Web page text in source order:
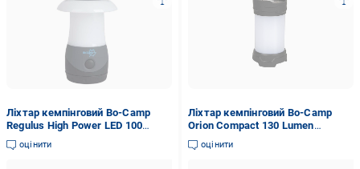
Ліхтар кемпінговий Bo-Camp
Regulus High Power LED 100
Lumen Grey (5818946)
оцінити
Ліхтар кемпінговий Bo-Camp
Orion Compact 130 Lumen
White/Black (5818712)
оцінити